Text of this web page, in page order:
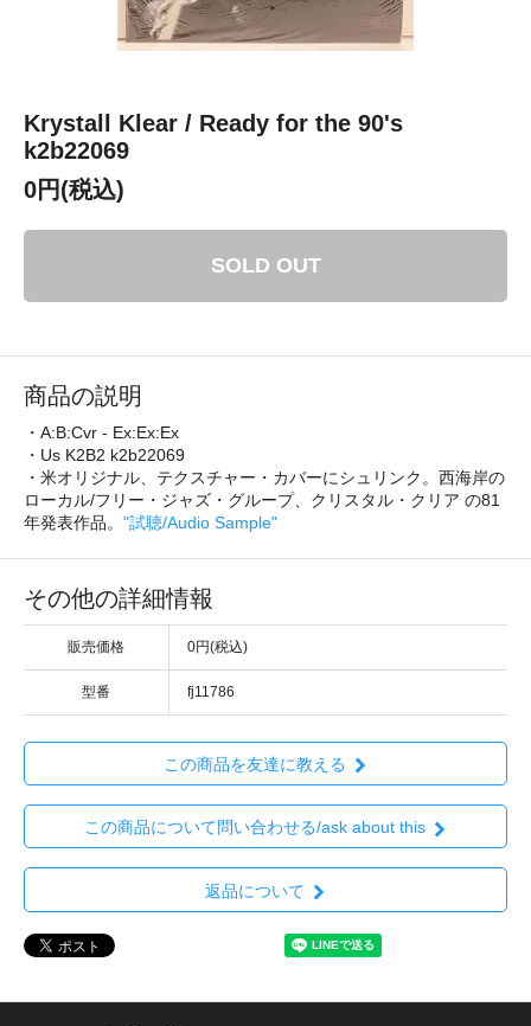
Krystall Klear / Ready for the 90's
k2b22069
0円(税込)
SOLD OUT
商品の説明
・A:B:Cvr - Ex:Ex:Ex
・Us K2B2 k2b22069
・米オリジナル、テクスチャー・カバーにシュリンク。西海岸の
ローカル/フリー・ジャズ・グループ、クリスタル・クリア の81
年発表作品。 "試聴/Audio Sample"
その他の詳細情報
販売価格 0円(税込)
型番 fj11786
この商品を友達に教える
この商品について問い合わせる/ask about this
返品について